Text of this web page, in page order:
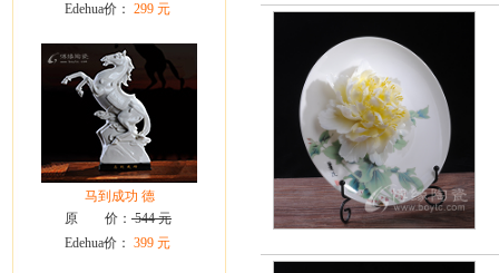
Edehua价： 299 元
马到成功 德
原 价： 544 元
Edehua价： 399 元